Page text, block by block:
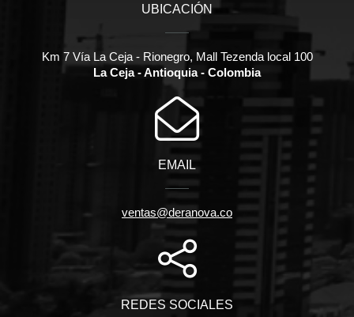
UBICACIÓN
Km 7 Vía La Ceja - Rionegro, Mall Tezenda local 100
La Ceja - Antioquia - Colombia
EMAIL
ventas@deranova.co
REDES SOCIALES